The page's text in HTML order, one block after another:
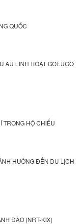
QUỐC
ÂU LINH HOẠT GOEUGO
TRONG HỘ CHIẾU
HƯỞNG ĐẾN DU LỊCH
ĐÀO (NRT-KIX)